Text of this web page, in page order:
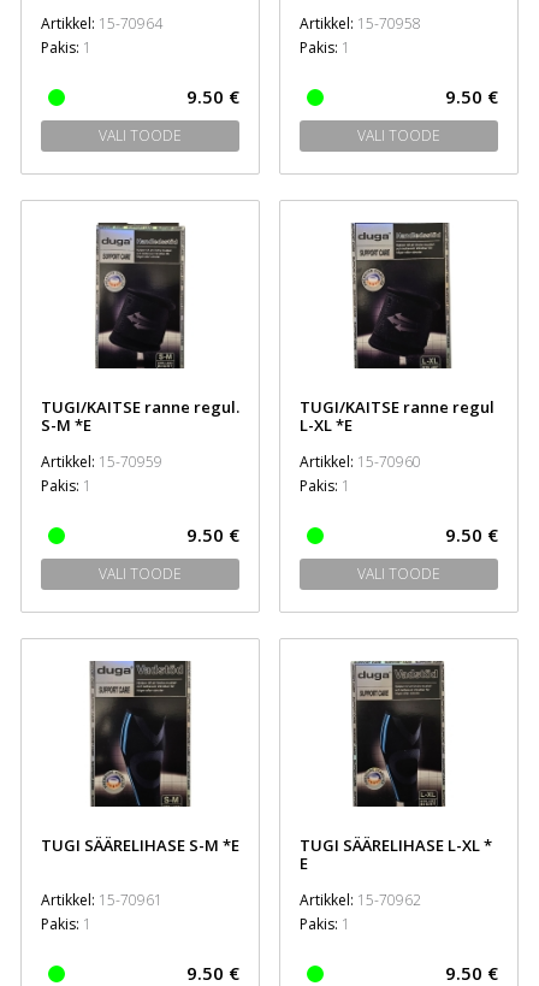
Artikkel: 15-70964
Pakis: 1
9.50 €
VALI TOODE
Artikkel: 15-70958
Pakis: 1
9.50 €
VALI TOODE
TUGI/KAITSE ranne regul.
S-M *E
Artikkel: 15-70959
Pakis: 1
9.50 €
VALI TOODE
TUGI/KAITSE ranne regul
L-XL *E
Artikkel: 15-70960
Pakis: 1
9.50 €
VALI TOODE
TUGI SÄÄRELIHASE S-M *E
Artikkel: 15-70961
Pakis: 1
9.50 €
TUGI SÄÄRELIHASE L-XL *
E
Artikkel: 15-70962
Pakis: 1
9.50 €